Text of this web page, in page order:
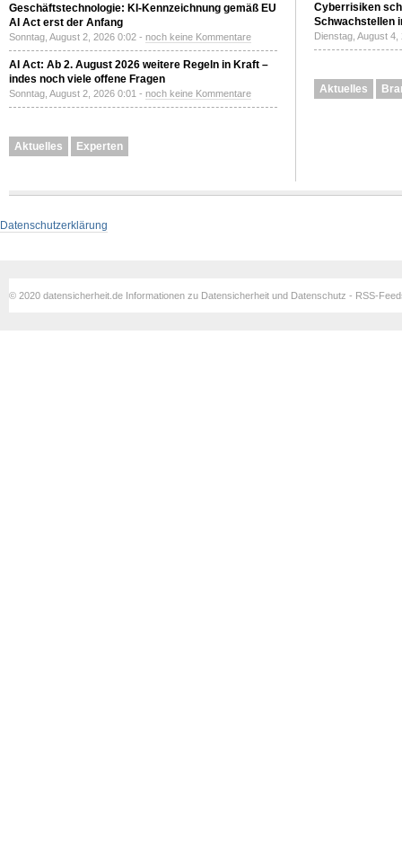
Geschäftstechnologie: KI-Kennzeichnung gemäß EU
AI Act erst der Anfang
Sonntag, August 2, 2026 0:02 - noch keine Kommentare
AI Act: Ab 2. August 2026 weitere Regeln in Kraft –
indes noch viele offene Fragen
Sonntag, August 2, 2026 0:01 - noch keine Kommentare
Aktuelles Experten
Cyberrisiken
Schwachstellen
Dienstag, August
Aktuelles
Datenschutzerklärung
© 2020 datensicherheit.de Informationen zu Datensicherheit und Datenschutz - RSS-